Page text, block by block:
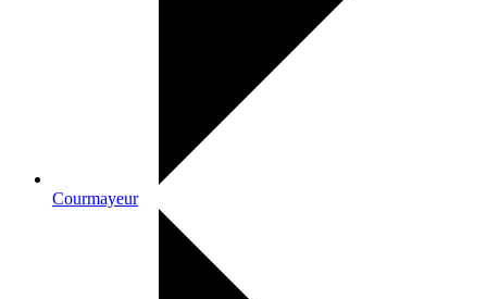
Courmayeur